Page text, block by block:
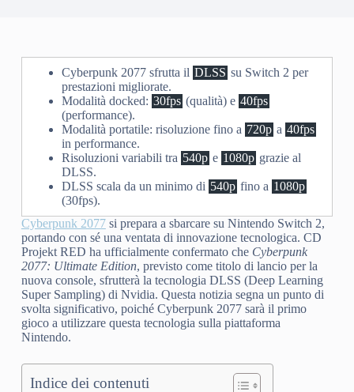
Cyberpunk 2077 sfrutta il DLSS su Switch 2 per
prestazioni migliorate.
Modalità docked: 30fps (qualità) e 40fps
(performance).
Modalità portatile: risoluzione fino a 720p a 40fps
in performance.
Risoluzioni variabili tra 540p e 1080p grazie al
DLSS.
DLSS scala da un minimo di 540p fino a 1080p
(30fps).
Cyberpunk 2077si prepara a sbarcare su Nintendo Switch 2,
portando con sé una ventata di innovazione tecnologica. CD
Projekt RED ha ufficialmente confermato che Cyberpunk
2077: Ultimate Edition, previsto come titolo di lancio per la
nuova console, sfrutterà la tecnologia DLSS (Deep Learning
Super Sampling) di Nvidia. Questa notizia segna un punto di
svolta significativo, poiché Cyberpunk 2077 sarà il primo
gioco a utilizzare questa tecnologia sulla piattaforma
Nintendo.
Indice dei contenuti